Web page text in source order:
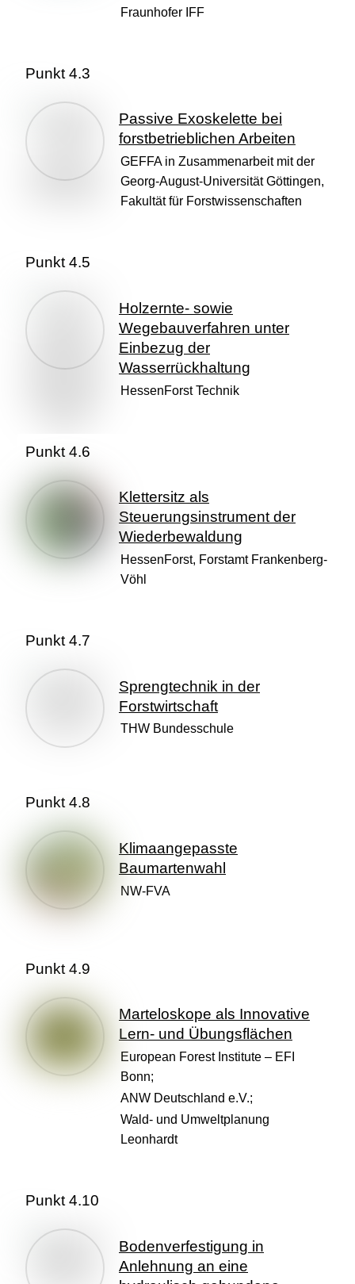
Fraunhofer IFF
Punkt 4.3
Passive Exoskelette bei
forstbetrieblichen Arbeiten
GEFFA in Zusammenarbeit mit der
Georg-August-Universität Göttingen,
Fakultät für Forstwissenschaften
Punkt 4.5
Holzernte- sowie
Wegebauverfahren unter
Einbezug der
Wasserrückhaltung
HessenForst Technik
Punkt 4.6
Klettersitz als
Steuerungsinstrument der
Wiederbewaldung
HessenForst, Forstamt Frankenberg-
Vöhl
Punkt 4.7
Sprengtechnik in der
Forstwirtschaft
THW Bundesschule
Punkt 4.8
Klimaangepasste
Baumartenwahl
NW-FVA
Punkt 4.9
Marteloskope als Innovative
Lern- und Übungsflächen
European Forest Institute – EFI
Bonn;
ANW Deutschland e.V.;
Wald- und Umweltplanung
Leonhardt
Punkt 4.10
Bodenverfestigung in
Anlehnung an eine